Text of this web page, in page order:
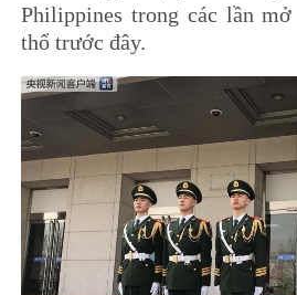
Philippines trong các lần
thổ trước đây.